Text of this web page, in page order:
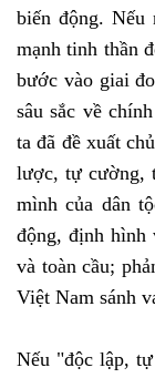
biến động.
mạnh tinh thần
bước vào giai
sâu sắc về
ta đã đề xuất
lược, tự cường,
mình của dân
động, định
và toàn cầu;
Việt Nam sánh
Nếu "độc lập,